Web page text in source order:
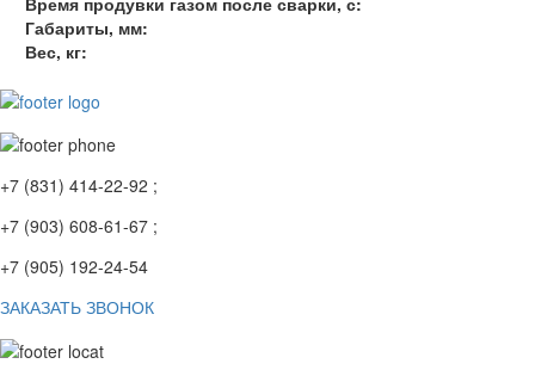
Габариты, мм:
Вес, кг:
+7 (831) 414-22-92 ;
+7 (903) 608-61-67 ;
+7 (905) 192-24-54
ЗАКАЗАТЬ ЗВОНОК